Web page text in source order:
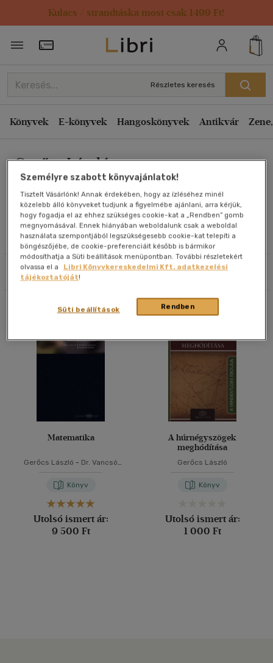
Kulacs / strandtáska most csak 1499 Ft!
Törzsvásárlói Kártya adatai
Részletes keresés
Könyvek E-könyvek Hangoskönyvek Antikvár
Gerőcs László
Művei
Olvasói vélemények
Szűrés Rendezés
Rendezés
Kiadás éve szerint csökkenő
Ár szerint csökkenő
Eladott darabszám szerint csökkenő
Eladott darabszám szerint növekvő
Cím szerint A-Z
Szerző szerint A-Z
Megjelenítés
20 db / oldal
Alkalmaz
Összesen db
Matematika
Gerőcs László - Dr. Vancsó
Könyv
Utolsó ismert ár:
9 500 Ft
A húrnégyszögek
meghódítása
Gerőcs László
Könyv
Utolsó ismert ár:
1 000 Ft
Személyre szabott könyvajánlatok!
Tisztelt Vásárlónk! Annak érdekében, hogy az ízléséhez minél
közelebb álló könyveket tudjunk a figyelmébe ajánlani, arra kérjük,
hogy fogadja el az ehhez szükséges cookie-kat a „Rendben” gomb
megnyomásával. Ennek hiányában weboldalunk csak a weboldal
használata szempontjából legszükségesebb cookie-kat telepíti a
böngészőjébe, de cookie-preferenciáit később is bármikor
módosíthatja a Süti beállítások menüpontban. További részletekért
olvassa el a
Libri Könyvkereskedelmi Kft. adatkezelési
tájékoztatóját!
Rendben
Süti beállítások